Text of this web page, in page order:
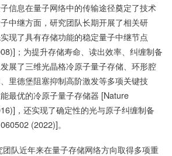
信息在量子网络中的传输途径奠定了技术
中继方面，研究团队长期开展了相关研
现了具有存储功能的稳定量子中继节点
；为提升存储寿命、读出效率、纠缠制备
展了三维光晶格冷原子量子存储、环形腔
里德堡阻塞抑制高阶激发等多项关键技
最优的冷原子量子存储器 [Nature
，还实现了确定性的光与原子纠缠制备
(2022)]。
近年来在量子存储网络方向取得多项重